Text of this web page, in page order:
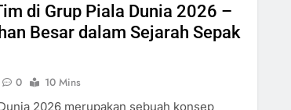
di Grup Piala Dunia 2026 –
Besar dalam Sejarah Sepak
0
10 Mins
2026 merupakan sebuah konsep